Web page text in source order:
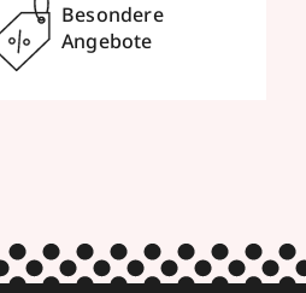
Besondere
Angebote